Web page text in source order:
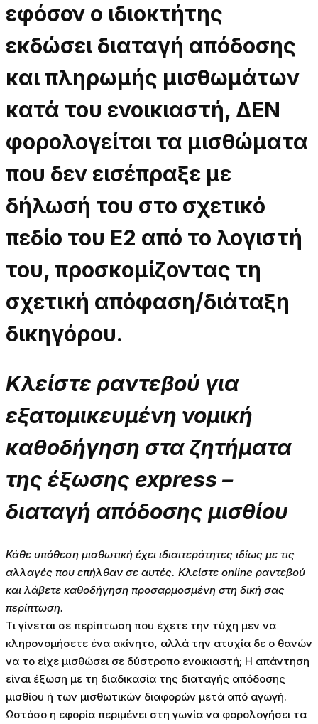
εφόσον ο ιδιοκτήτης
εκδώσει διαταγή απόδοσης
και πληρωμής μισθωμάτων
κατά του ενοικιαστή, ΔΕΝ
φορολογείται τα μισθώματα
που δεν εισέπραξε με
δήλωσή του στο σχετικό
πεδίο του Ε2 από το λογιστή
του, προσκομίζοντας τη
σχετική απόφαση/διάταξη
δικηγόρου.
Κλείστε ραντεβού για
εξατομικευμένη νομική
καθοδήγηση στα ζητήματα
της έξωσης express –
διαταγή απόδοσης μισθίου
Κάθε υπόθεση μισθωτική έχει ιδιαιτερότητες ιδίως με τις
αλλαγές που επήλθαν σε αυτές. Κλείστε online ραντεβού
και λάβετε καθοδήγηση προσαρμοσμένη στη δική σας
περίπτωση.
Τι γίνεται σε περίπτωση που έχετε την τύχη μεν να
κληρονομήσετε ένα ακίνητο, αλλά την ατυχία δε ο θανών
να το είχε μισθώσει σε δύστροπο ενοικιαστή; Η απάντηση
είναι έξωση με τη διαδικασία της διαταγής απόδοσης
μισθίου ή των μισθωτικών διαφορών μετά από αγωγή.
Ωστόσο η εφορία περιμένει στη γωνία να φορολογήσει τα